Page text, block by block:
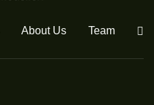
About Us Team